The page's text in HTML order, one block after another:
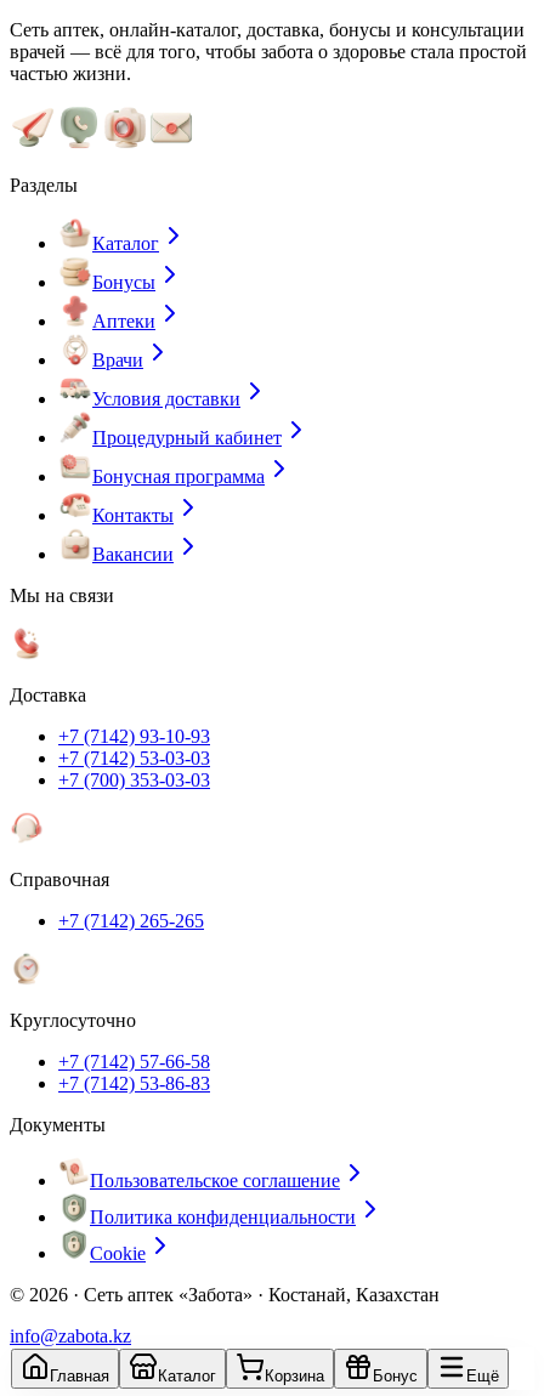
Сеть аптек, онлайн-каталог, доставка, бонусы и консультации
врачей — всё для того, чтобы забота о здоровье стала простой
частью жизни.
Разделы
Каталог
Бонусы
Аптеки
Врачи
Условия доставки
Процедурный кабинет
Бонусная программа
Контакты
Вакансии
Мы на связи
Доставка
+7 (7142) 93-10-93
+7 (7142) 53-03-03
+7 (700) 353-03-03
Справочная
+7 (7142) 265-265
Круглосуточно
+7 (7142) 57-66-58
+7 (7142) 53-86-83
Документы
Пользовательское соглашение
Политика конфиденциальности
Cookie
© 2026 · Сеть аптек «Забота» · Костанай, Казахстан
info@zabota.kz
Главная Каталог Корзина Бонус Ещё